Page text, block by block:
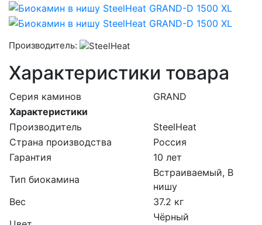
Производитель:
Характеристики товара
Серия каминов
GRAND
Характеристики
Производитель
SteelHeat
Страна производства
Россия
Гарантия
10 лет
Тип биокамина
Встраиваемый, В
нишу
Вес
37.2 кг
Чёрный